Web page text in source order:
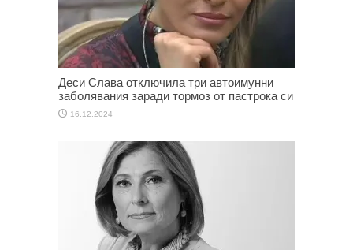
Деси Слава отключила три автоимунни
заболявания заради тормоз от пастрока си
16.12.2024